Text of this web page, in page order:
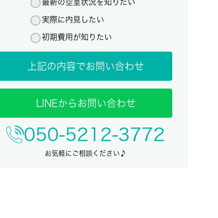
最新の空室状況を知りたい
実際に内見したい
初期費用が知りたい
上記の内容でお問い合わせ
LINEからお問い合わせ
050-5212-3772
お気軽にご相談ください♪